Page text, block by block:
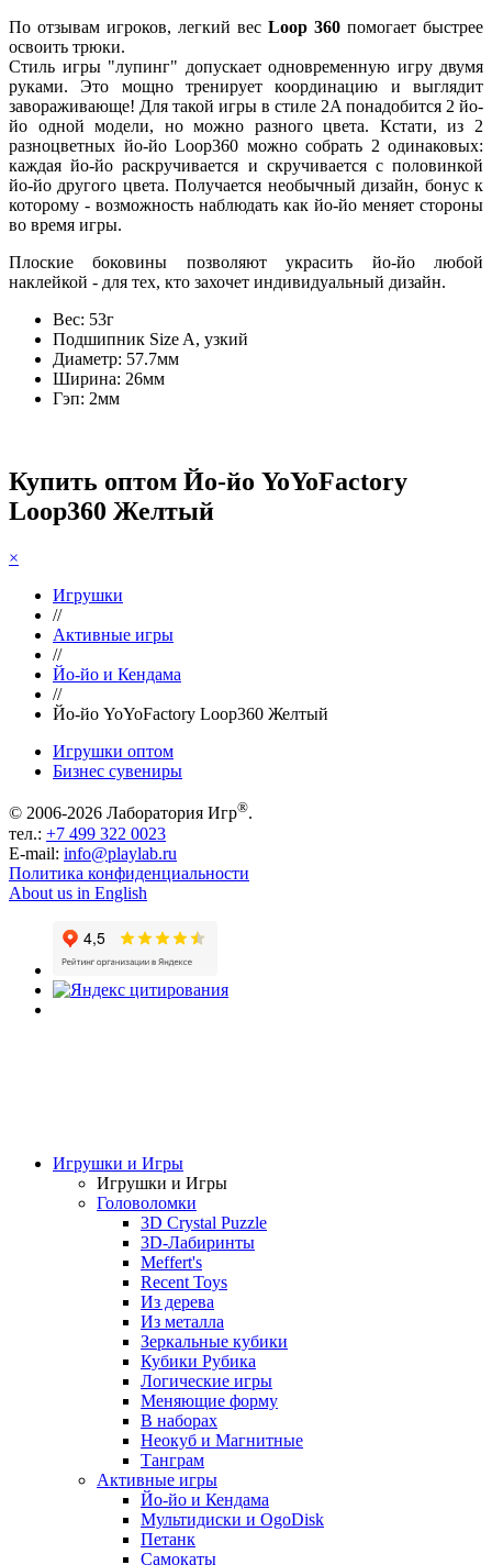
По отзывам игроков, легкий вес Loop 360 помогает быстрее
освоить трюки.
Стиль игры "лупинг" допускает одновременную игру двумя
руками. Это мощно тренирует координацию и выглядит
завораживающе! Для такой игры в стиле 2A понадобится 2 йо-
йо одной модели, но можно разного цвета. Кстати, из 2
разноцветных йо-йо Loop360 можно собрать 2 одинаковых:
каждая йо-йо раскручивается и скручивается с половинкой
йо-йо другого цвета. Получается необычный дизайн, бонус к
которому - возможность наблюдать как йо-йо меняет стороны
во время игры.
Плоские боковины позволяют украсить йо-йо любой
наклейкой - для тех, кто захочет индивидуальный дизайн.
Вес: 53г
Подшипник Size A, узкий
Диаметр: 57.7мм
Ширина: 26мм
Гэп: 2мм
Купить оптом Йо-йо YoYoFactory
Loop360 Желтый
×
Игрушки
//
Активные игры
//
Йо-йо и Кендама
//
Йо-йо YoYoFactory Loop360 Желтый
Игрушки оптом
Бизнес сувениры
© 2006-2026 Лаборатория Игр®.
тел.: +7 499 322 0023
E-mail: info@playlab.ru
Политика конфиденциальности
About us in English
Игрушки и Игры
Игрушки и Игры
Головоломки
3D Crystal Puzzle
3D-Лабиринты
Meffert's
Recent Toys
Из дерева
Из металла
Зеркальные кубики
Кубики Рубика
Логические игры
Меняющие форму
В наборах
Неокуб и Магнитные
Танграм
Активные игры
Йо-йо и Кендама
Мультидиски и OgoDisk
Петанк
Самокаты